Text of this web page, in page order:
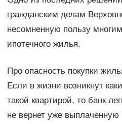
гражданским делам
несомненную пользу
ипотечного жилья.
Про опасность покупки
Если в жизни возникнут
такой квартирой, то банк
не вернет уже выплаченную